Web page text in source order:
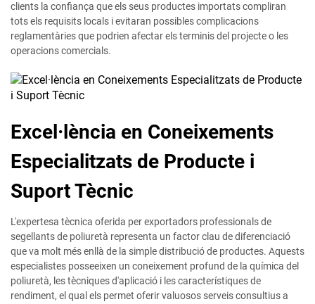
clients la confiança que els seus productes importats compliran
tots els requisits locals i evitaran possibles complicacions
reglamentàries que podrien afectar els terminis del projecte o les
operacions comercials.
Excel·lència en Coneixements
Especialitzats de Producte i
Suport Tècnic
L'expertesa tècnica oferida per exportadors professionals de
segellants de poliuretà representa un factor clau de diferenciació
que va molt més enllà de la simple distribució de productes. Aquests
especialistes posseeixen un coneixement profund de la química del
poliuretà, les tècniques d'aplicació i les característiques de
rendiment, el qual els permet oferir valuosos serveis consultius a